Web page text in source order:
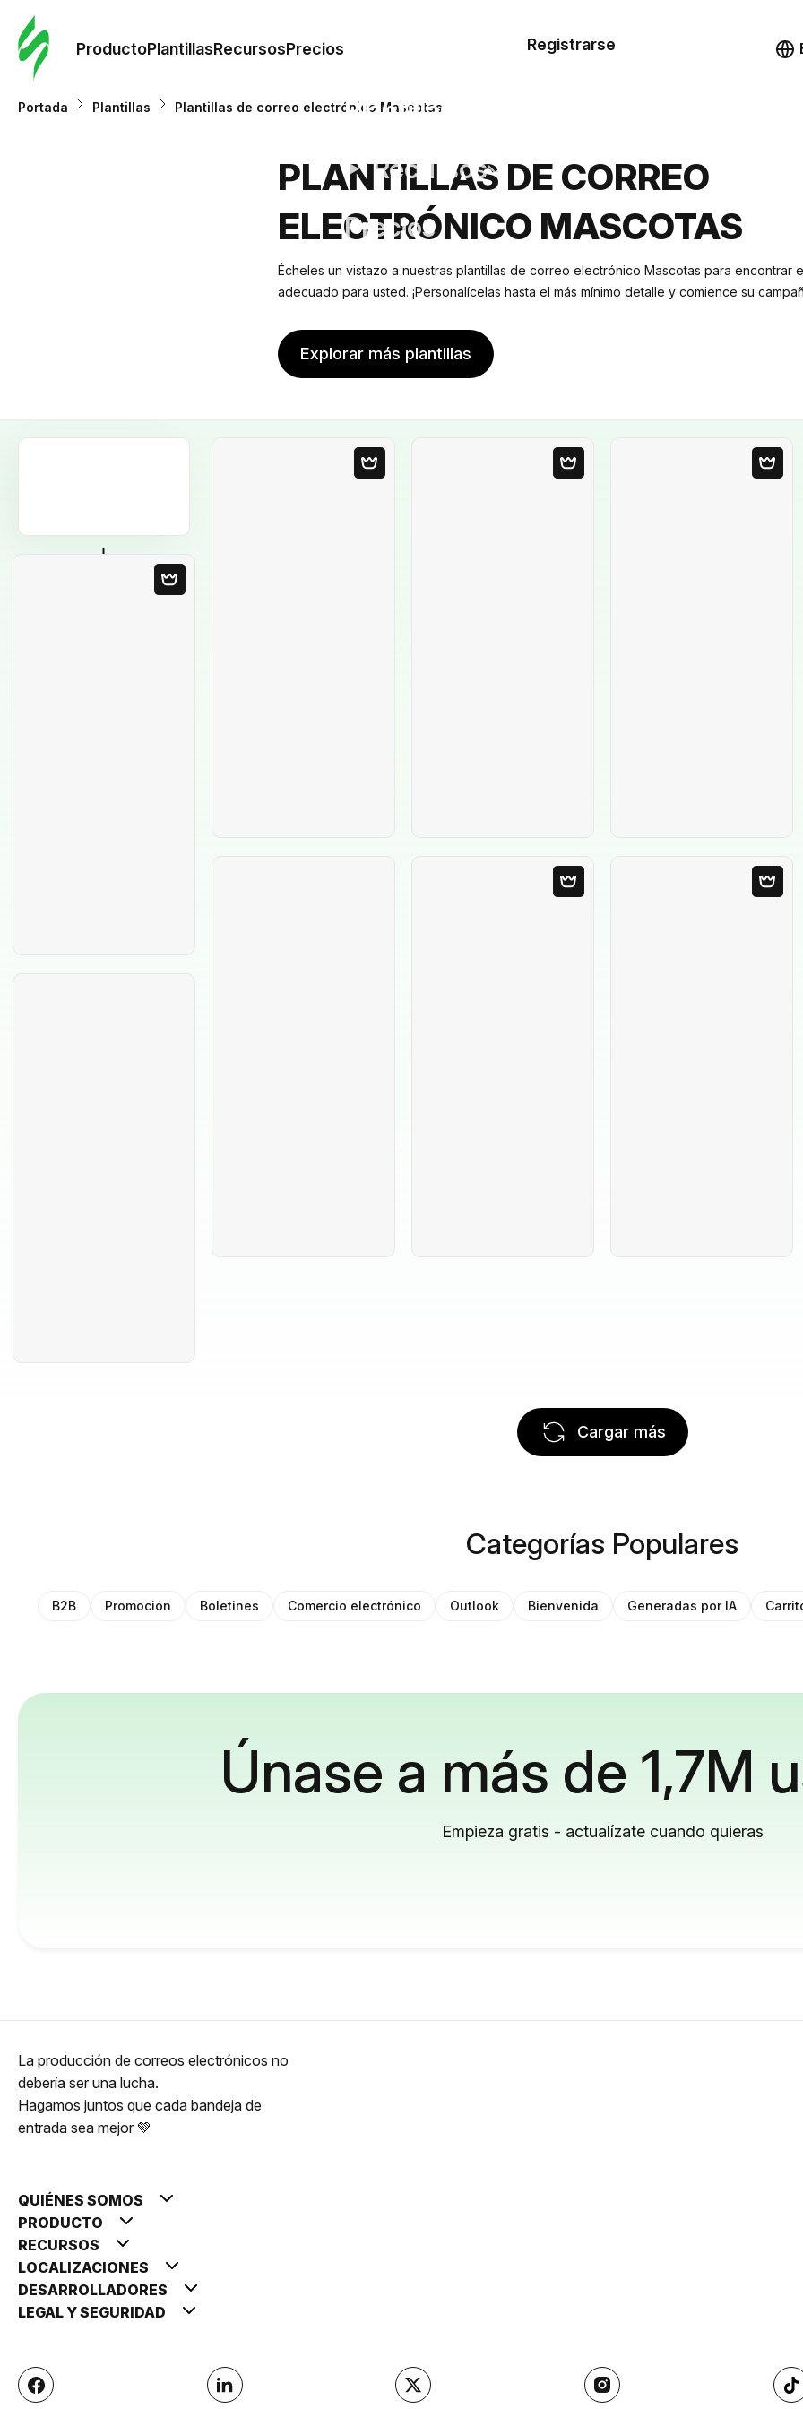
ProductoPlantillasRecursosPrecios
Plantillas
Recursos
Precios
Registrarse
Portada Plantillas Plantillas de correo electrónico Mascotas
PLANTILLAS DE CORREO
ELECTRÓNICO MASCOTAS
Écheles un vistazo a nuestras plantillas de correo electrónico Mascotas para encontrar
adecuado para usted. ¡Personalícelas hasta el más mínimo detalle y comience su
Explorar más plantillas
Cargar más
Categorías Populares
B2B Promoción Boletines Comercio electrónico Outlook Bienvenida Generadas por IA
Únase a más de 1,7M
Empieza gratis - actualízate cuando quieras
La producción de correos electrónicos no
debería ser una lucha.
Hagamos juntos que cada bandeja de
entrada sea mejor 💚
QUIÉNES SOMOS
PRODUCTO
RECURSOS
LOCALIZACIONES
DESARROLLADORES
LEGAL Y SEGURIDAD